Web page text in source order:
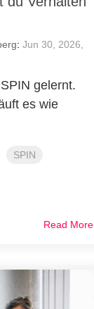
: Jun 30, 2026,
gelernt.
es wie
SPIN
Read More